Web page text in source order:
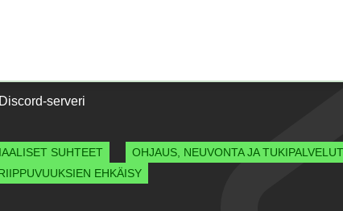
serveri
SUHTEET
OHJAUS, NEUVONTA JA TUKIPALVELUT
EHKÄISY